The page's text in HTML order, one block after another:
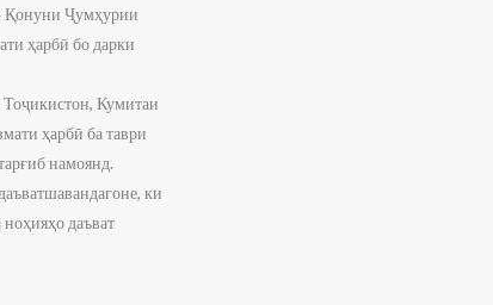
Қонуни Ҷумҳурии
ҳарбӣ бо дарки
Кумитаи
ҳарбӣ ба таври
намоянд.
ки
даъват